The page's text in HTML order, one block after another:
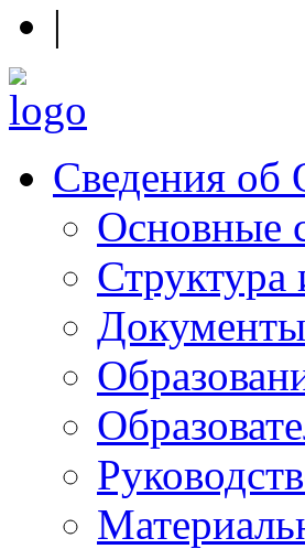
|
Сведения об
Основные
Структура
Документы